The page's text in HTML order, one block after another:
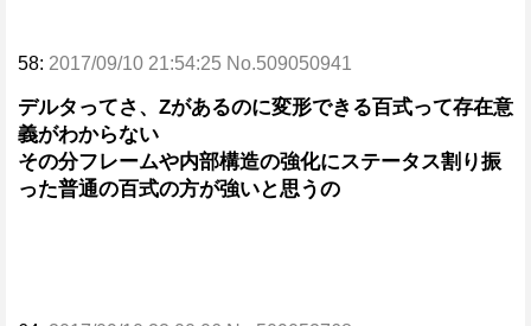
58: 2017/09/10 21:54:25 No.509050941
デルタってさ、Zがあるのに変形できる百式って存在意
義がわからない
その分フレームや内部構造の強化にステータス割り振
った普通の百式の方が強いと思うの